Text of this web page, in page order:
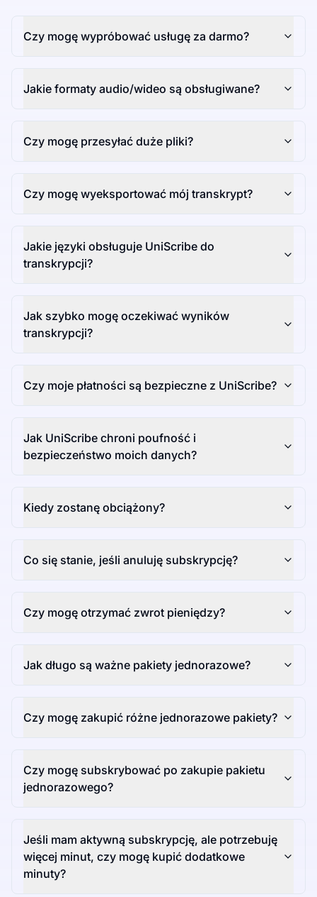
Czy mogę wypróbować usługę za darmo?
Jakie formaty audio/wideo są obsługiwane?
Czy mogę przesyłać duże pliki?
Czy mogę wyeksportować mój transkrypt?
Jakie języki obsługuje UniScribe do
transkrypcji?
Jak szybko mogę oczekiwać wyników
transkrypcji?
Czy moje płatności są bezpieczne z UniScribe?
Jak UniScribe chroni poufność i
bezpieczeństwo moich danych?
Kiedy zostanę obciążony?
Co się stanie, jeśli anuluję subskrypcję?
Czy mogę otrzymać zwrot pieniędzy?
Jak długo są ważne pakiety jednorazowe?
Czy mogę zakupić różne jednorazowe pakiety?
Czy mogę subskrybować po zakupie pakietu
jednorazowego?
Jeśli mam aktywną subskrypcję, ale potrzebuję
więcej minut, czy mogę kupić dodatkowe
minuty?